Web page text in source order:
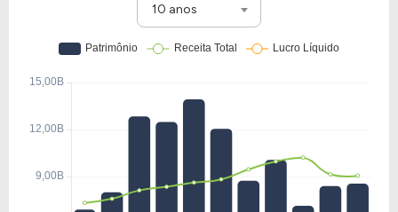
10 anos